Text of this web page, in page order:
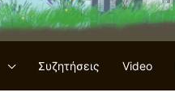
Συζητήσεις Video